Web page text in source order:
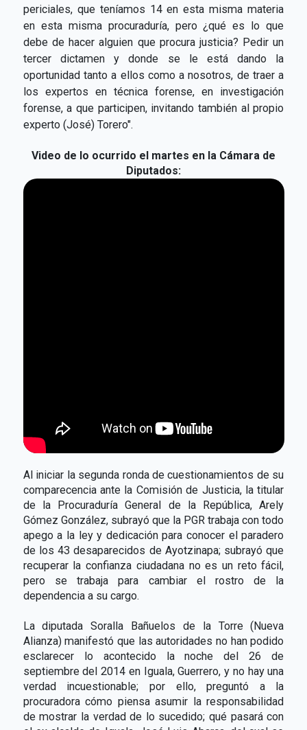
periciales, que teníamos 14 en esta misma materia
en esta misma procuraduría, pero ¿qué es lo que
debe de hacer alguien que procura justicia? Pedir un
tercer dictamen y donde se le está dando la
oportunidad tanto a ellos como a nosotros, de traer a
los expertos en técnica forense, en investigación
forense, a que participen, invitando también al propio
experto (José) Torero".
Video de lo ocurrido el martes en la Cámara de
Diputados:
Al iniciar la segunda ronda de cuestionamientos de su
comparecencia ante la Comisión de Justicia, la titular
de la Procuraduría General de la República, Arely
Gómez González, subrayó que la PGR trabaja con todo
apego a la ley y dedicación para conocer el paradero
de los 43 desaparecidos de Ayotzinapa; subrayó que
recuperar la confianza ciudadana no es un reto fácil,
pero se trabaja para cambiar el rostro de la
dependencia a su cargo.
La diputada Soralla Bañuelos de la Torre (Nueva
Alianza) manifestó que las autoridades no han podido
esclarecer lo acontecido la noche del 26 de
septiembre del 2014 en Iguala, Guerrero, y no hay una
verdad incuestionable; por ello, preguntó a la
procuradora cómo piensa asumir la responsabilidad
de mostrar la verdad de lo sucedido; qué pasará con